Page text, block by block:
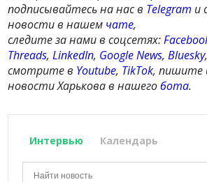
подписывайтесь на нас в Telegram и
новости в нашем чате,
следите за нами в соцсетях:
Threads,LinkedIn, Google News,Bluesky,
смотрите в Youtube, TikTok, пишите
новости Харькова в нашегобота.
Интервью Календарь